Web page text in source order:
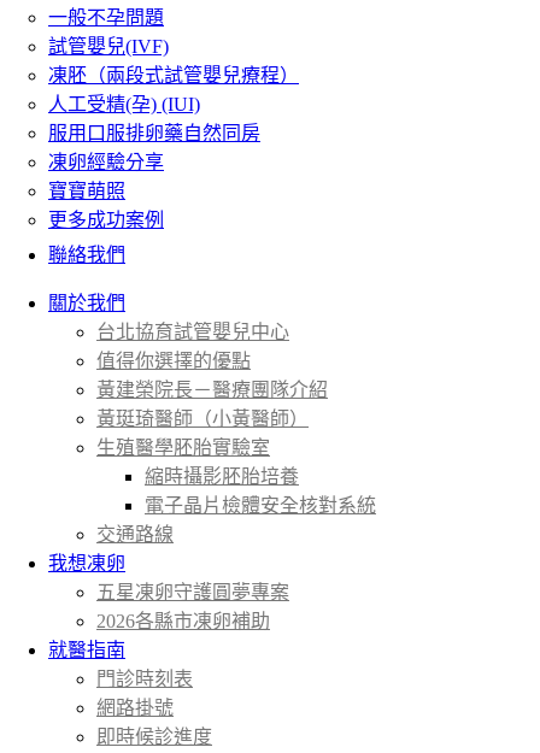
一般不孕問題
試管嬰兒(IVF)
凍胚（兩段式試管嬰兒療程）
人工受精(孕) (IUI)
服用口服排卵藥自然同房
凍卵經驗分享
寶寶萌照
更多成功案例
聯絡我們
關於我們
台北協育試管嬰兒中心
值得你選擇的優點
黃建榮院長－醫療團隊介紹
黃珽琦醫師（小黃醫師）
生殖醫學胚胎實驗室
縮時攝影胚胎培養
電子晶片檢體安全核對系統
交通路線
我想凍卵
五星凍卵守護圓夢專案
2026各縣市凍卵補助
就醫指南
門診時刻表
網路掛號
即時候診進度